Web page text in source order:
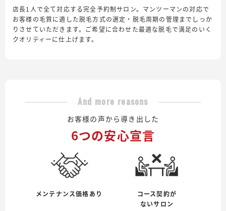
店長1人で全て対応する完全予約制サロン。マンツーマンの対応で
お客様の毛質に適した脱毛方式の選定・脱毛周期の管理までしっか
りさせていただきます。ご希望に合わせた最適な脱毛で満足のいく
クオリティーに仕上げます。
And more reasons
お客様の声から導き出した
6つの安心宣言
メンテナンス価格あり
コース契約が
ないサロン